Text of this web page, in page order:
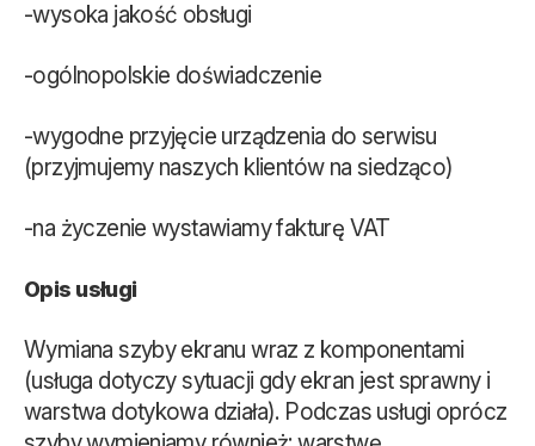
-wysoka jakość obsługi
-ogólnopolskie doświadczenie
-wygodne przyjęcie urządzenia do serwisu
(przyjmujemy naszych klientów na siedząco)
-na życzenie wystawiamy fakturę VAT
Opis usługi
Wymiana szyby ekranu wraz z komponentami
(usługa dotyczy sytuacji gdy ekran jest sprawny i
warstwa dotykowa działa). Podczas usługi oprócz